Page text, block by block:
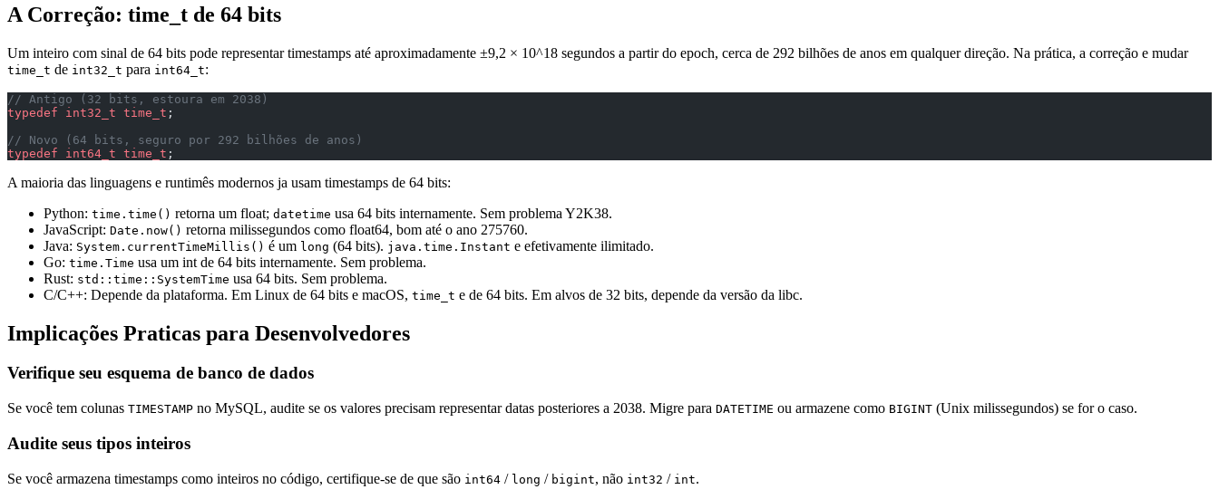
A Correção: time_t de 64 bits
Um inteiro com sinal de 64 bits pode representar timestamps até aproximadamente ±9,2 × 10^18 segundos a partir do epoch, cerca de 292 bilhões de anos em qualquer direção. Na prática, a correção e mudar
time_t de int32_t para int64_t:
// Antigo (32 bits, estoura em 2038)
typedef int32_t time_t ;
// Novo (64 bits, seguro por 292 bilhões de anos)
typedef int64_t time_t ;
A maioria das linguagens e runtimês modernos ja usam timestamps de 64 bits:
Python: time.time() retorna um float; datetime usa 64 bits internamente. Sem problema Y2K38.
JavaScript: Date.now() retorna milissegundos como float64, bom até o ano 275760.
Java: System.currentTimeMillis() é um long (64 bits). java.time.Instant e efetivamente ilimitado.
Go: time.Time usa um int de 64 bits internamente. Sem problema.
Rust: std::time::SystemTime usa 64 bits. Sem problema.
C/C++: Depende da plataforma. Em Linux de 64 bits e macOS, time_t e de 64 bits. Em alvos de 32 bits, depende da versão da libc.
Implicações Praticas para Desenvolvedores
Verifique seu esquema de banco de dados
Se você tem colunas TIMESTAMP no MySQL, audite se os valores precisam representar datas posteriores a 2038. Migre para DATETIME ou armazene como BIGINT (Unix milissegundos) se for o caso.
Audite seus tipos inteiros
Se você armazena timestamps como inteiros no código, certifique-se de que são int64 / long / bigint, não int32 / int.